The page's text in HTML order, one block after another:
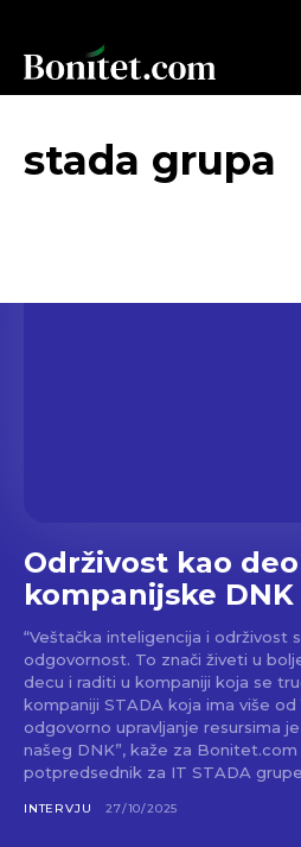
stada grupa
Održivost kao
kompanijske DNK
“Veštačka inteligencija i održivost
odgovornost. To znači živeti u
decu i raditi u kompaniji koja se
kompaniji STADA koja ima više od
odgovorno upravljanje resursima
našeg DNK”, kaže za
potpredsednik za IT STADA
INTERVJU 27/10/2025